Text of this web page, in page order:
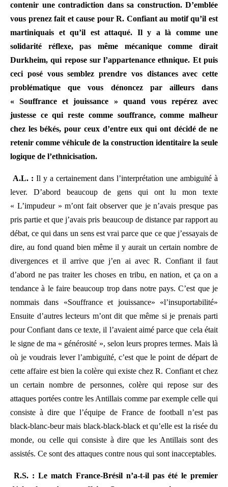
contenir une contradiction dans sa construction. D’emblée
vous prenez fait et cause pour R. Confiant au motif qu’il est
martiniquais et qu’il est attaqué. Il y a là comme une
solidarité réflexe, pas même mécanique comme dirait
Durkheim, qui repose sur l’appartenance ethnique. Et puis
ceci posé vous semblez prendre vos distances avec cette
problématique que vous dénoncez par ailleurs dans
« Souffrance et jouissance » quand vous repérez avec
justesse ce qui reste comme souffrance, comme malheur
chez les békés, pour ceux d’entre eux qui ont décidé de ne
retenir comme véhicule de la construction identitaire la seule
logique de l’ethnicisation.
A.L. : Il y a certainement dans l’interprétation une ambiguïté à
lever. D’abord beaucoup de gens qui ont lu mon texte
« L’impudeur » m’ont fait observer que je n’avais presque pas
pris partie et que j’avais pris beaucoup de distance par rapport au
débat, ce qui dans un sens est vrai parce que ce que j’essayais de
dire, au fond quand bien même il y aurait un certain nombre de
divergences et il arrive que j’en ai avec R. Confiant il faut
d’abord ne pas traiter les choses en tribu, en nation, et ça on a
tendance à le faire beaucoup trop dans notre pays. C’est que je
nommais dans «Souffrance et jouissance» «l’insuportabilité»
Ensuite d’autres lecteurs m’ont dit que même si je prenais parti
pour Confiant dans ce texte, il l’avaient aimé parce que cela était
le signe de ma « générosité », selon leurs propres termes. Mais là
où je voudrais lever l’ambiguïté, c’est que le point de départ de
cette affaire est bien la colère qui existe chez R. Confiant et chez
un certain nombre de personnes, colère qui repose sur des
attaques portées contre les Antillais comme par exemple celle qui
consiste à dire que l’équipe de France de football n’est pas
black-blanc-beur mais black-black-black et qu’elle est la risée du
monde, ou celle qui consiste à dire que les Antillais sont des
assistés. Ce sont des attaques contre nous qui sont inacceptables.
R.S. : Le match France-Brésil n’a-t-il pas été le premier